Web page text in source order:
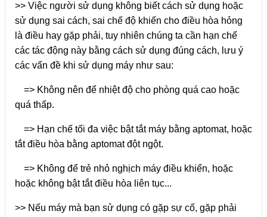
>> Việc người sử dụng không biết cách sử dụng hoặc
sử dụng sai cách, sai chế độ khiến cho điều hòa hỏng
là điều hay gặp phải, tuy nhiên chúng ta cần hạn chế
các tác động này bằng cách sử dụng đúng cách, lưu ý
các vấn đề khi sử dụng máy như sau:
=> Không nên để nhiệt độ cho phòng quá cao hoặc
quá thấp.
=> Hạn chế tối đa việc bật tắt máy bằng aptomat, hoặc
tắt điều hòa bằng aptomat đột ngột.
=> Không để trẻ nhỏ nghịch máy điều khiển, hoặc
hoặc không bật tắt điều hòa liên tục...
>> Nếu máy mà bạn sử dụng có gặp sự cố, gặp phải